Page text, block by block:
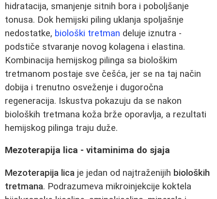
hidratacija, smanjenje sitnih bora i poboljšanje
tonusa. Dok hemijski piling uklanja spoljašnje
nedostatke, biološki tretman deluje iznutra -
podstiče stvaranje novog kolagena i elastina.
Kombinacija hemijskog pilinga sa biološkim
tretmanom postaje sve češća, jer se na taj način
dobija i trenutno osveženje i dugoročna
regeneracija. Iskustva pokazuju da se nakon
bioloških tretmana koža brže oporavlja, a rezultati
hemijskog pilinga traju duže.
Mezoterapija lica - vitaminima do sjaja
Mezoterapija lica je jedan od najtraženijih bioloških
tretmana. Podrazumeva mikroinjekcije koktela